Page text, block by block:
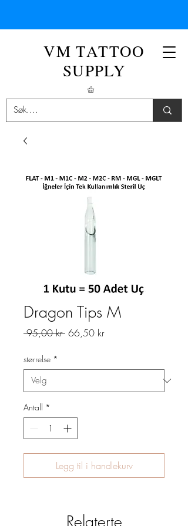
VM TATTOO
SUPPLY
Dragon Tips M
95,00 kr Vanlig
66,50 krSalgspris
størrelse *
Antall *
Legg til i handlekurv
Relaterte